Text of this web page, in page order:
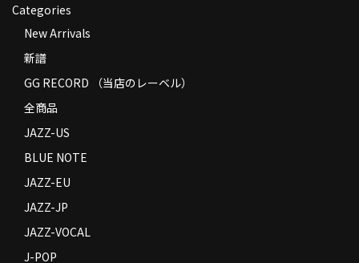
コンディション
特定商取引法に基づく表示
Contact
Categories
New Arrivals
新譜
GG RECORD （当店のレーベル）
全商品
JAZZ-US
BLUE NOTE
JAZZ-EU
JAZZ-JP
JAZZ-VOCAL
J-POP